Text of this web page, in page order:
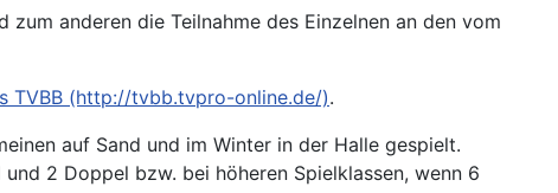
anderen die Teilnahme des Einzelnen an den vom
TVBB (http://tvbb.tvpro-online.de/).
auf Sand und im Winter in der Halle gespielt.
2 Doppel bzw. bei höheren Spielklassen, wenn 6